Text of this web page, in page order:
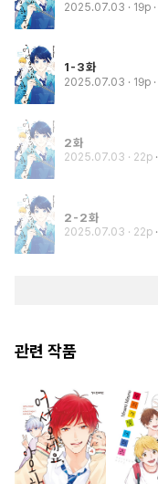
2025.07.03 · 19p
1-3화
2025.07.03 · 19p
2화
2025.07.03 · 22p
2-2화
2025.07.03 · 22p
관련 작품